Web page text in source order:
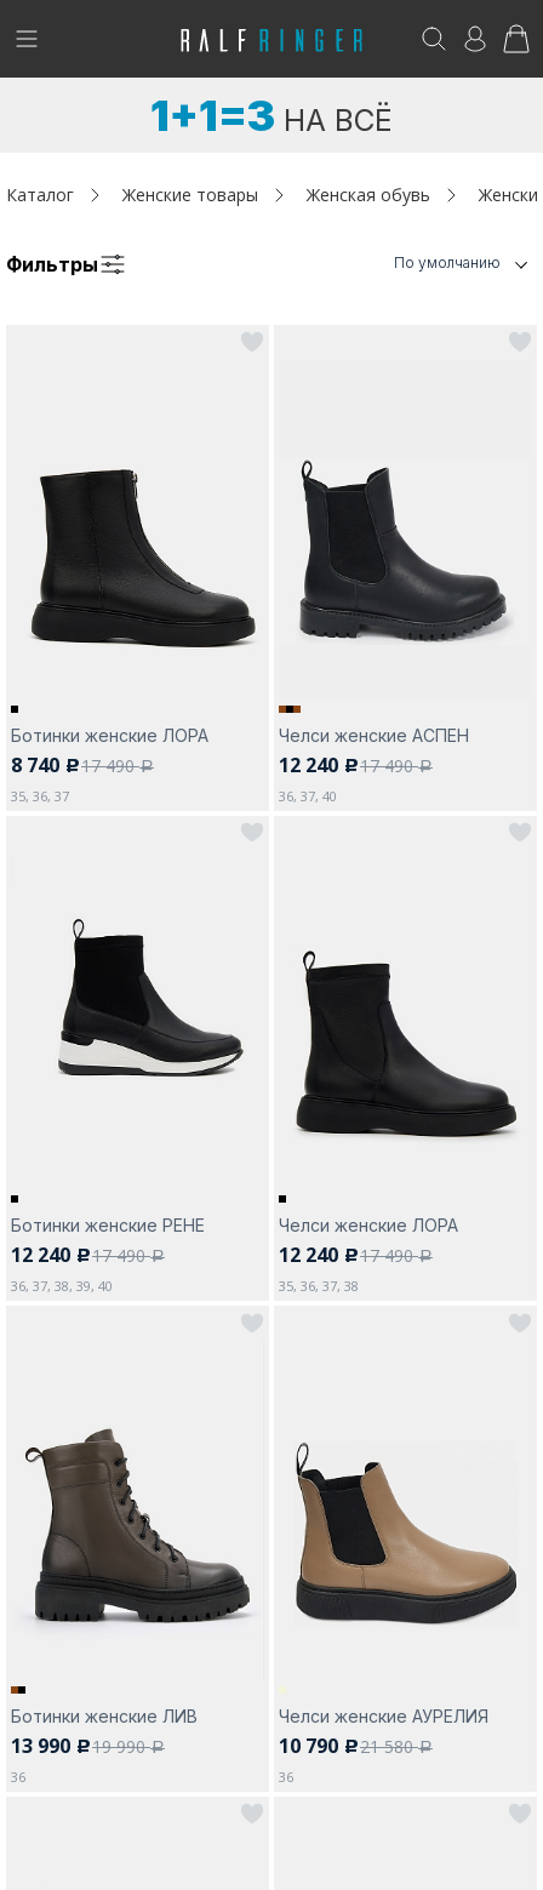
!
Женщинам
Акции / Новости
Адреса магазинов
Да, все верно Изменить город
Возникли вопросы? - club@ralf.ru
1+1=3 НА ВСЁ
Каталог Женские товары Женская обувь
Фильтры По умолчанию
Ботинки женские ЛОРА
8 740 c17 490a
35, 36, 37
Челси женские АСПЕН
12 240 c17 490a
36, 37, 40
Ботинки женские РЕНЕ
12 240 c17 490a
36, 37, 38, 39, 40
Челси женские ЛОРА
12 240 c17 490a
35, 36, 37, 38
Ботинки женские ЛИВ
13 990 c19 990a
36
Челси женские АУРЕЛИЯ
10 790 c21 580a
36